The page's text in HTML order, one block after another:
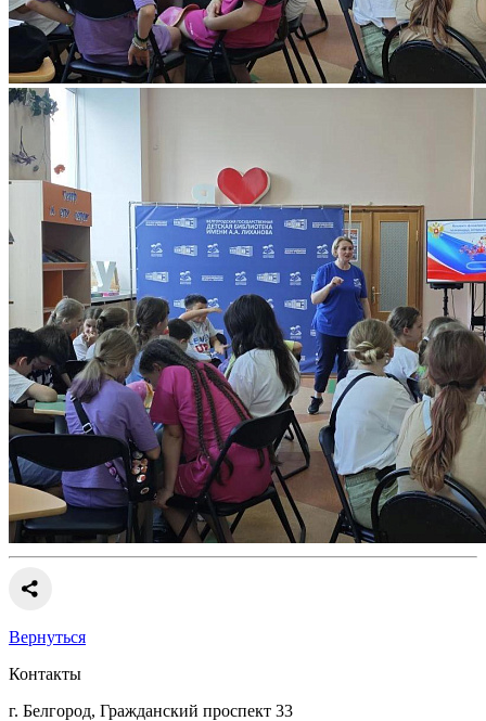
Вернуться
Контакты
г. Белгород, Гражданский проспект 33